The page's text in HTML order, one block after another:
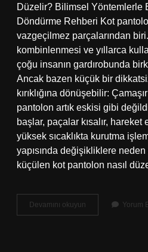
Düzelir? Bilimsel Yöntemlerle
Döndürme Rehberi Kot
vazgeçilmez parçalarından
kombinlenmesi ve yıllarca
çoğu insanın gardırobunda
Ancak bazen küçük bir
kırıklığına dönüşebilir:
pantolon artık eskisi gibi
başlar, paçalar kısalır, hareket
yüksek sıcaklıkta kurutma
yapısında değişikliklere
küçülen kot pantolon nasıl
Devamını okuyun Kurutmada
küçülen
Yorum